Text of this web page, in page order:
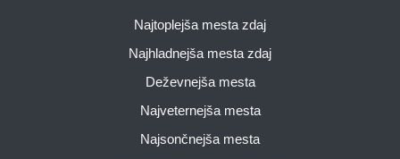
Najtoplejša mesta zdaj
Najhladnejša mesta zdaj
Deževnejša mesta
Najveternejša mesta
Najsončnejša mesta